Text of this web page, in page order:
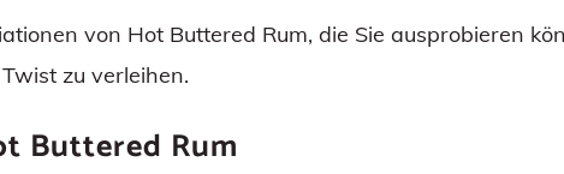
von Hot Buttered Rum, die Sie ausprobieren
zu verleihen.
Buttered Rum